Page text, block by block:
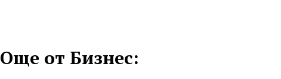
Още от Бизнес: